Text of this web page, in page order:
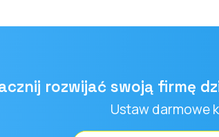
rozwijać swoją firmę
Ustaw darmowe